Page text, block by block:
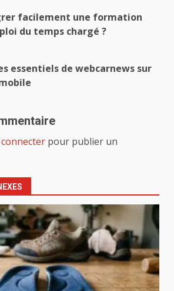
facilement une formation
du temps chargé ?
essentiels de webcarnews sur
pour publier un